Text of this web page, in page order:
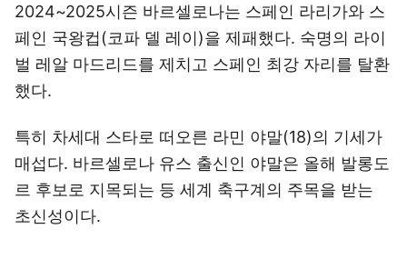
2024~2025시즌 바르셀로나는 스페인 라리가와 스
페인 국왕컵(코파 델 레이)을 제패했다. 숙명의 라이
벌 레알 마드리드를 제치고 스페인 최강 자리를 탈환
했다.
특히 차세대 스타로 떠오른 라민 야말(18)의 기세가
매섭다. 바르셀로나 유스 출신인 야말은 올해 발롱도
르 후보로 지목되는 등 세계 축구계의 주목을 받는
초신성이다.